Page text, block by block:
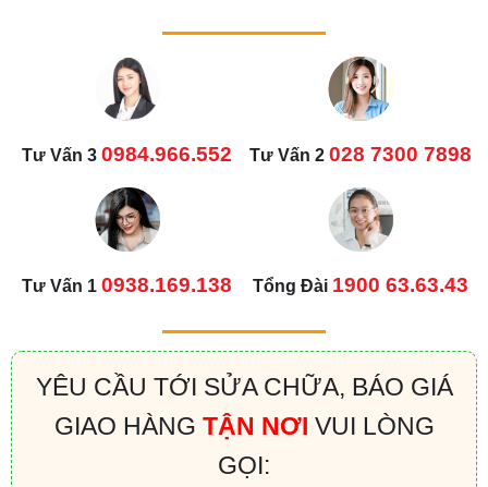
Tư Vấn 3 0984.966.552 Tư Vấn 2 028 7300 7898
Tư Vấn 1 0938.169.138 Tổng Đài 1900 63.63.43
YÊU CẦU TỚI SỬA CHỮA, BÁO GIÁ
GIAO HÀNG TẬN NƠI VUI LÒNG
GỌI: